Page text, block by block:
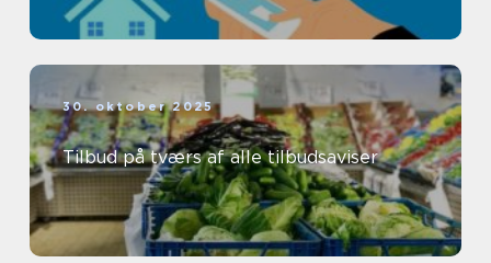
30. oktober 2025
Tilbud på tværs af alle tilbudsaviser